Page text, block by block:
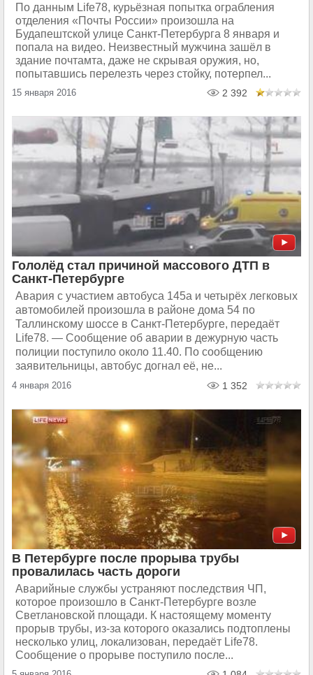
По данным Life78, курьёзная попытка ограбления
отделения «Почты России» произошла на
Будапештской улице Санкт-Петербурга 8 января и
попала на видео. Неизвестный мужчина зашёл в
здание почтамта, даже не скрывая оружия, но,
попытавшись перелезть через стойку, потерпел...
15 января 2016 2 392
Гололёд стал причиной массового ДТП в
Санкт-Петербурге
Авария с участием автобуса 145а и четырёх легковых
автомобилей произошла в районе дома 54 по
Таллинскому шоссе в Санкт-Петербурге, передаёт
Life78. — Сообщение об аварии в дежурную часть
полиции поступило около 11.40. По сообщению
заявительницы, автобус догнал её, не...
4 января 2016 1 352
В Петербурге после прорыва трубы
провалилась часть дороги
Аварийные службы устраняют последствия ЧП,
которое произошло в Санкт-Петербурге возле
Светлановской площади. К настоящему моменту
прорыв трубы, из-за которого оказались подтоплены
несколько улиц, локализован, передаёт Life78.
Сообщение о прорыве поступило после...